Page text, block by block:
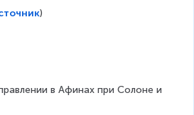
)
в Афинах при Солоне и